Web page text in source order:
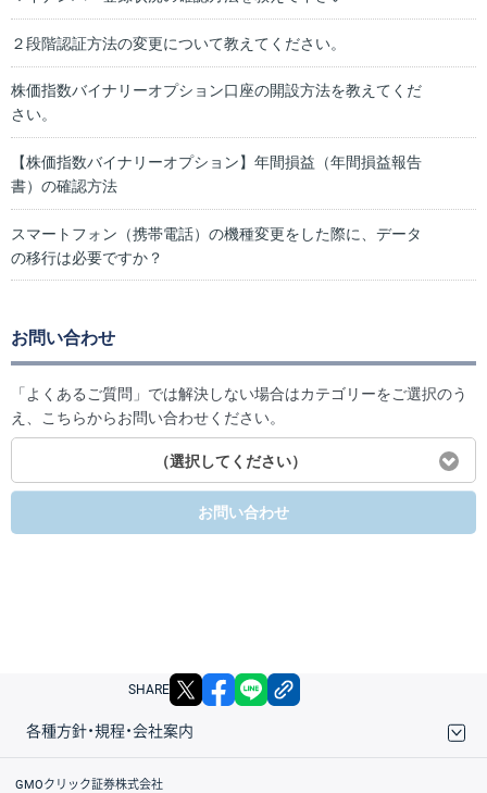
２段階認証方法の変更について教えてください。
株価指数バイナリーオプション口座の開設方法を教えてくだ
さい。
【株価指数バイナリーオプション】年間損益（年間損益報告
書）の確認方法
スマートフォン（携帯電話）の機種変更をした際に、データ
の移行は必要ですか？
お問い合わせ
「よくあるご質問」では解決しない場合はカテゴリーをご選択のう
え、こちらからお問い合わせください。
（選択してください）
お問い合わせ
SHARE X facebook
各種方針・規程・会社案内
取引規程・約款
サイトマップ
その他のご案内
個人情報保護方針
最良執行方針
サイトのご利用について
ディスクレイマー
信託保全
リスク説明
会社案内
GMOクリック証券株式会社